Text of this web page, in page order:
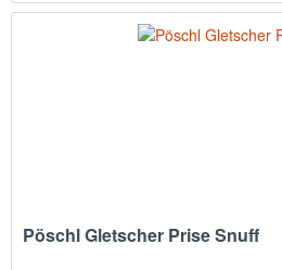
Pöschl Gletscher Prise Snuff